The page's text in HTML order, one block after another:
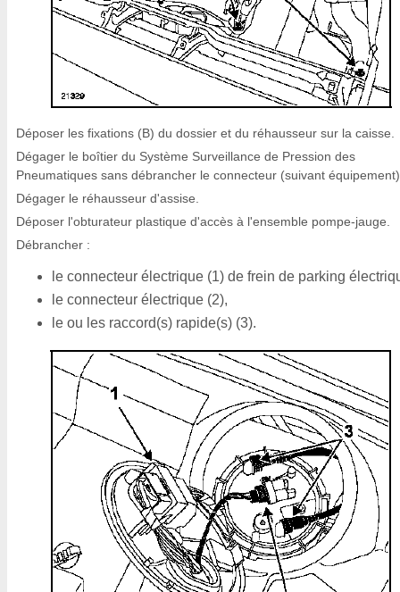
Déposer les fixations (B) du dossier et du réhausseur sur la caisse.
Dégager le boîtier du Système Surveillance de Pression des
Pneumatiques sans débrancher le connecteur (suivant
Dégager le réhausseur d'assise.
Déposer l'obturateur plastique d'accès à l'ensemble pompe-jauge.
Débrancher :
le connecteur électrique (1) de frein de parking
le connecteur électrique (2),
le ou les raccord(s) rapide(s) (3).